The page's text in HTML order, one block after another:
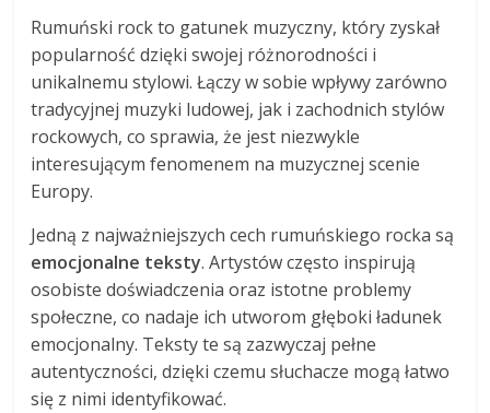
Rumuński rock to gatunek muzyczny, który zyskał
popularność dzięki swojej różnorodności i
unikalnemu stylowi. Łączy w sobie wpływy zarówno
tradycyjnej muzyki ludowej, jak i zachodnich stylów
rockowych, co sprawia, że jest niezwykle
interesującym fenomenem na muzycznej scenie
Europy.
Jedną z najważniejszych cech rumuńskiego rocka są
emocjonalne teksty. Artystów często inspirują
osobiste doświadczenia oraz istotne problemy
społeczne, co nadaje ich utworom głęboki ładunek
emocjonalny. Teksty te są zazwyczaj pełne
autentyczności, dzięki czemu słuchacze mogą łatwo
się z nimi identyfikować.